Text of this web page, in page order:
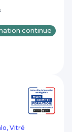
continue
Vitré